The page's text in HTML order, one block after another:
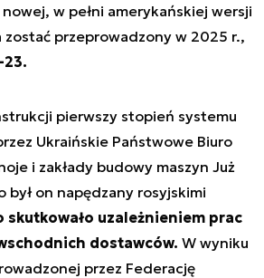
w pełni amerykańskiej wersji
przeprowadzony w 2025 r.,
23.
pierwszy stopień systemu
Ukraińskie Państwowe Biuro
i zakłady budowy maszyn Już
był on napędzany rosyjskimi
skutkowało uzależnieniem prac
dostawców. W wyniku
przez Federację